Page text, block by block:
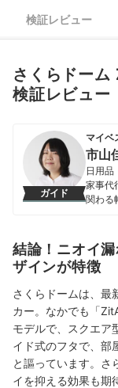
検証レビュー
さくらドー
検証レビュー
ガイド
マイベ
市山
日用品
家事代
関わる
市
結論！ニオイ
ザインが特徴
さくらドームは、最
カー。なかでも「
モデルで、スクエア
イド式のフタで、部
と謳っています。さ
イを抑える効果も期